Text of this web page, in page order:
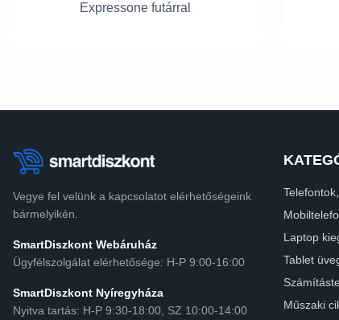
Expressone futárral
Vegye fel velünk a kapcsolatot elérhetőségeink
bármelyikén.
SmartDiszkont Webáruház
Ügyfélszolgálat elérhetősége: H-P 9:00-16:00
SmartDiszkont Nyíregyháza
Nyitva tartás: H-P 9:30-18:00, SZ 10:00-14:00
Laptop
Tablet
Műszaki